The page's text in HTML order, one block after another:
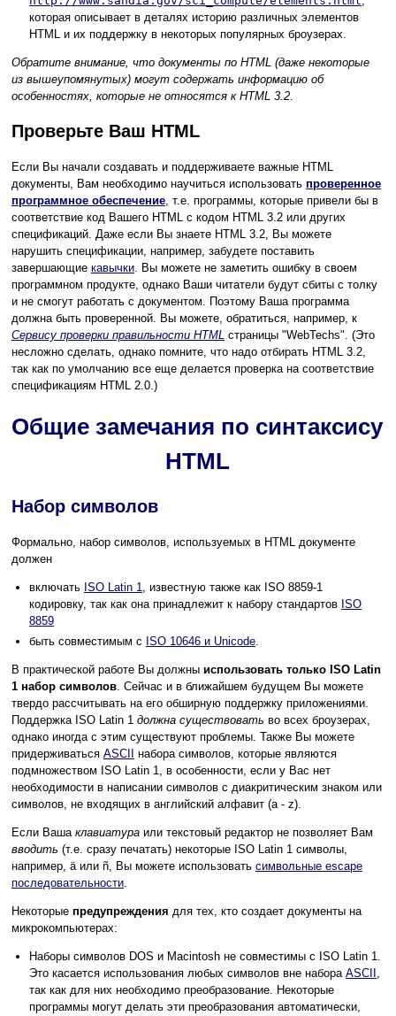
которая описывает в деталях историю различных элементов
HTML и их поддержку в некоторых популярных броузерах.
Обратите внимание, что документы по HTML (даже некоторые
из вышеупомянутых) могут содержать информацию об
особенностях, которые не относятся к HTML 3.2
Проверьте Ваш HTML
Если Вы начали создавать и поддерживаете важные HTML
документы, Вам необходимо научиться использовать проверенное
программное обеспечение, т.е. программы, которые привели бы в
соответствие код Вашего HTML с кодом HTML 3.2 или других
спецификаций. Даже если Вы знаете HTML 3.2, Вы можете
нарушить спецификации, например, забудете поставить
завершающие кавычки. Вы можете не заметить ошибку в своем
программном продукте, однако Ваши читатели будут сбиты с толку
и не смогут работать с документом. Поэтому Ваша программа
должна быть проверенной. Вы можете, обратиться, например, к
Сервису проверки правильности HTML страницы "WebTechs". (Это
несложно сделать, однако помните, что надо отбирать HTML 3.2,
так как по умолчанию все еще делается проверка на соответствие
спецификациям HTML 2.0.)
Общие замечания по синтаксису
HTML
Набор символов
Формально, набор символов, используемых в HTML документе
должен
включать ISO Latin 1, известную также как ISO 8859-1
кодировку, так как она принадлежит к набору стандартов ISO
8859
быть совместимым с ISO 10646 и Unicode.
В практической работе Вы должны использовать только ISO Latin
1 набор символов. Сейчас и в ближайшем будущем Вы можете
твердо рассчитывать на его обширную поддержку приложениями.
Поддержка ISO Latin 1 должна существовать во всех броузерах,
однако иногда с этим существуют проблемы. Также Вы можете
придерживаться ASCII
набора символов, которые являются
подмножеством ISO Latin 1, в особенности, если у Вас нет
необходимости в написании символов с диакритическим знаком или
символов, не входящих в английский алфавит (a - z).
Если Ваша клавиатура или текстовый редактор не позволяет Вам
вводить (т.е. сразу печатать) некоторые ISO Latin 1 символы,
например, ä или ñ, Вы можете использовать символьные escape
последовательности.
Некоторые предупреждения для тех, кто создает документы на
микрокомпьютерах:
Наборы символов DOS и Macintosh не совместимы с ISO Latin 1.
Это касается использования любых символов вне набора ASCII ,
так как для них необходимо преобразование. Некоторые
программы могут делать эти преобразования автоматически,